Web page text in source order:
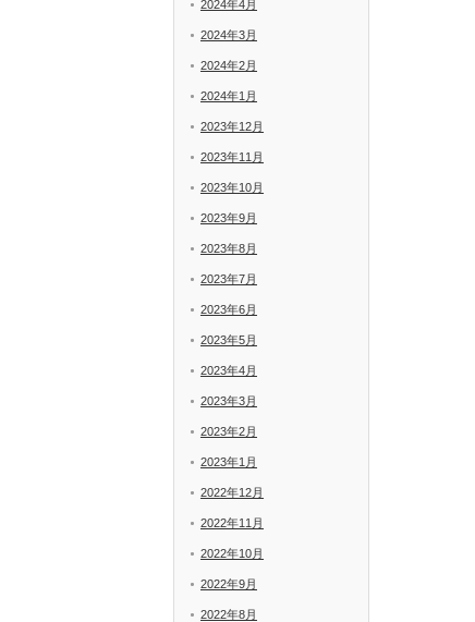
2024年4月
2024年3月
2024年2月
2024年1月
2023年12月
2023年11月
2023年10月
2023年9月
2023年8月
2023年7月
2023年6月
2023年5月
2023年4月
2023年3月
2023年2月
2023年1月
2022年12月
2022年11月
2022年10月
2022年9月
2022年8月